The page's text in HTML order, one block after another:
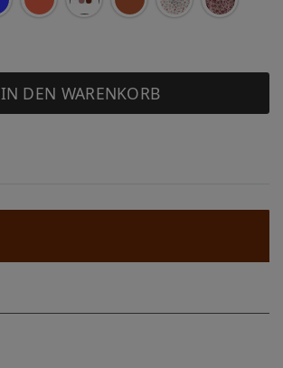
IN DEN WARENKORB